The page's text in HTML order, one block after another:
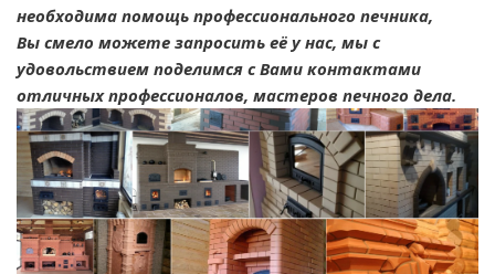
необходима помощь профессионального печника,
Вы смело можете запросить её у нас, мы с
удовольствием поделимся с Вами контактами
отличных профессионалов, мастеров печного дела.